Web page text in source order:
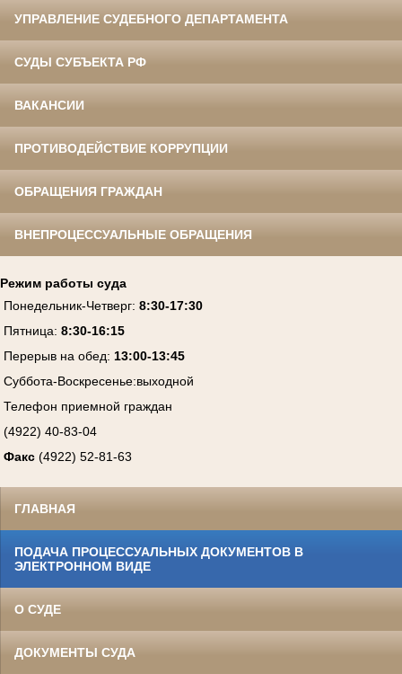
УПРАВЛЕНИЕ СУДЕБНОГО ДЕПАРТАМЕНТА
СУДЫ СУБЪЕКТА РФ
ВАКАНСИИ
ПРОТИВОДЕЙСТВИЕ КОРРУПЦИИ
ОБРАЩЕНИЯ ГРАЖДАН
ВНЕПРОЦЕССУАЛЬНЫЕ ОБРАЩЕНИЯ
Режим работы суда
Понедельник-Четверг: 8:30-17:30
Пятница: 8:30-16:15
Перерыв на обед: 13:00-13:45
Суббота-Воскресенье:выходной
Телефон приемной граждан
(4922) 40-83-04
Факс (4922) 52-81-63
ГЛАВНАЯ
ПОДАЧА ПРОЦЕССУАЛЬНЫХ ДОКУМЕНТОВ В
ЭЛЕКТРОННОМ ВИДЕ
О СУДЕ
ДОКУМЕНТЫ СУДА